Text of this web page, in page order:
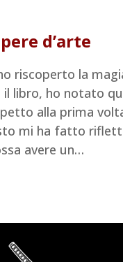
d’arte
riscoperto la
il libro, ho notato
alla prima
mi ha fatto
avere un…